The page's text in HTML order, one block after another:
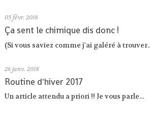
05 févr. 2018
Ça sent le chimique dis donc !
(Si vous saviez comme j'ai galéré à
26 janv. 2018
Routine d'hiver 2017
Un article attendu a priori !! Je vous parle...